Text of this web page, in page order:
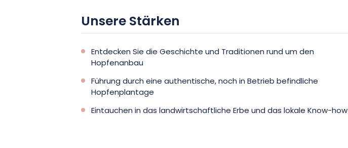
Unsere Stärken
Entdecken Sie die Geschichte und Traditionen rund um den
Hopfenanbau
Führung durch eine authentische, noch in Betrieb befindliche
Hopfenplantage
Eintauchen in das landwirtschaftliche Erbe und das lokale Know-how